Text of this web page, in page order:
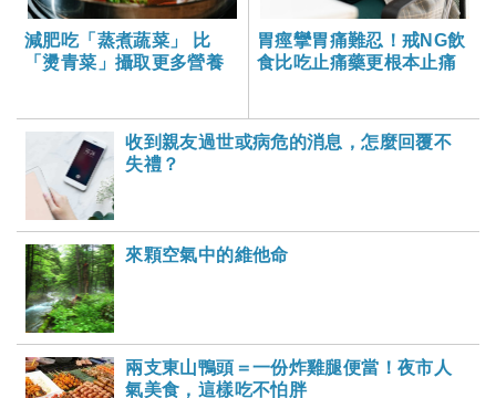
減肥吃「蒸煮蔬菜」 比
「燙青菜」攝取更多營養
胃痙攣胃痛難忍！戒NG飲
食比吃止痛藥更根本止痛
收到親友過世或病危的消息，怎麼回覆不
失禮？
來顆空氣中的維他命
兩支東山鴨頭＝一份炸雞腿便當！夜市人
氣美食，這樣吃不怕胖